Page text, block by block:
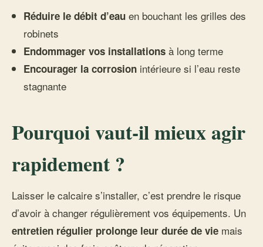
Réduire le débit d’eau en bouchant les grilles des
robinets
Endommager vos installations à long terme
Encourager la corrosion intérieure si l’eau reste
stagnante
Pourquoi vaut-il mieux agir
rapidement ?
Laisser le calcaire s’installer, c’est prendre le risque
d’avoir à changer régulièrement vos équipements. Un
entretien régulier prolonge leur durée de vie mais